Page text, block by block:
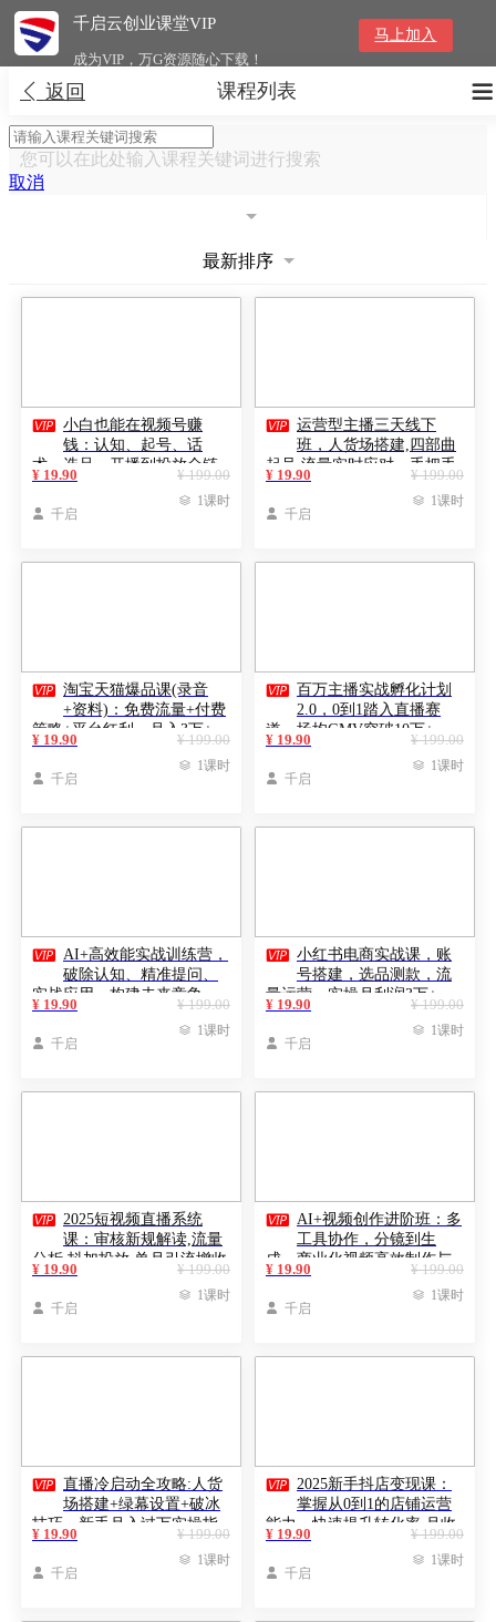
千启云创业课堂VIP
成为VIP，万G资源随心下载！
马上加入
 返回 
课程列表
您可以在此处输入课程关键词进行搜索
取消
最新排序
 小白也能在视频号赚
钱：认知、起号、话
术、选品、开播到投放全链
路运营
¥ 199.00
¥ 19.90
 千启
 1课时
 运营型主播三天线下
班，人货场搭建,四部曲
起号,流量实时应对，手把手
带练
¥ 199.00
¥ 19.90
 千启
 1课时
 淘宝天猫爆品课(录音
+资料)：免费流量+付费
策略+平台红利，月入3万+
¥ 199.00
¥ 19.90
 千启
 1课时
 百万主播实战孵化计划
2.0，0到1踏入直播赛
道，场均GMV突破10万+
¥ 199.00
¥ 19.90
 千启
 1课时
 AI+高效能实战训练营，
破除认知、精准提问、
实战应用，构建未来竞争
力，开启多维盈利渠道
¥ 199.00
¥ 19.90
 千启
 1课时
 小红书电商实战课，账
号搭建，选品测款，流
量运营，实操月利润3万+
¥ 199.00
¥ 19.90
 千启
 1课时
 2025短视频直播系统
课：审核新规解读,流量
分析,抖加投放,单月引流增收
5万+
¥ 199.00
¥ 19.90
 千启
 1课时
 AI+视频创作进阶班：多
工具协作，分镜到生
成，商业化视频高效制作与
变现
¥ 199.00
¥ 19.90
 千启
 1课时
 直播冷启动全攻略:人货
场搭建+绿幕设置+破冰
技巧，新手月入过万实操指
南
¥ 199.00
¥ 19.90
 千启
 1课时
 2025新手抖店变现课：
掌握从0到1的店铺运营
能力，快速提升转化率,月收
过万
¥ 199.00
¥ 19.90
 千启
 1课时